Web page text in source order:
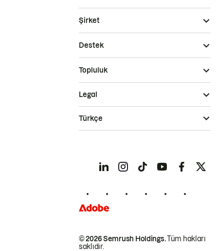
Şirket
Destek
Topluluk
© 2026 Semrush Holdings.Tüm hakları
saklıdır.
Legal
Türkçe